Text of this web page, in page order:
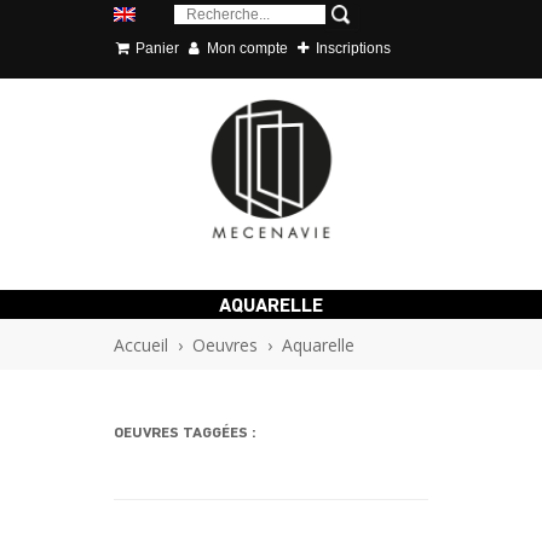
Panier Mon compte Inscriptions
AQUARELLE
Accueil › Oeuvres › Aquarelle
OEUVRES TAGGÉES :